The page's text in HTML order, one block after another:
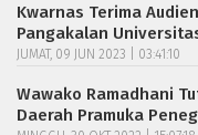
Kwarnas Terima
Pangakalan
JUMAT, 09 JUN 2023 | 03:41:10
Wawako Ramadhani
Daerah Pramuka